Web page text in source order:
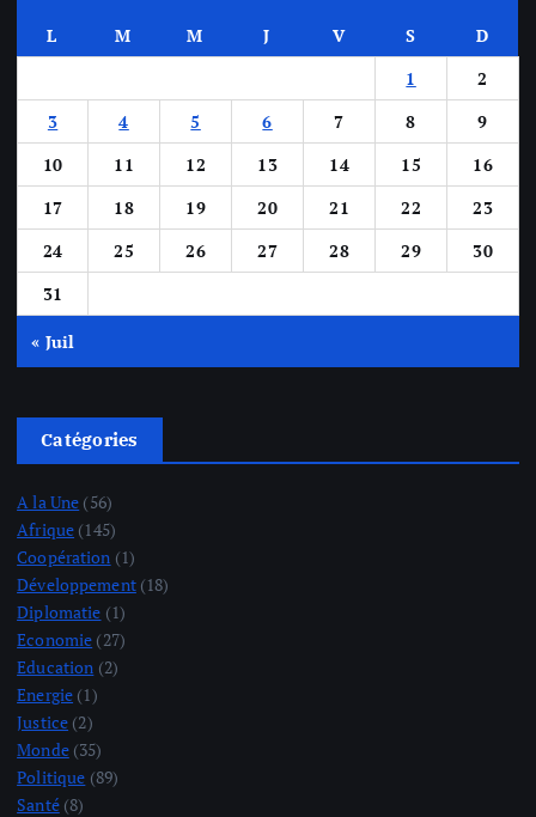
L M M J V S
D
1
2
3
4 5 6 7 8
9
10
11 12 13 14 15
16
17
18 19 20 21 22
23
24
25 26 27 28 29
30
31
« Juil
Catégories
A la Une (56)
Afrique (145)
Coopération (1)
Développement(18)
Diplomatie (1)
Economie (27)
Education (2)
Energie (1)
Justice (2)
Monde(35)
Politique (89)
Santé(8)